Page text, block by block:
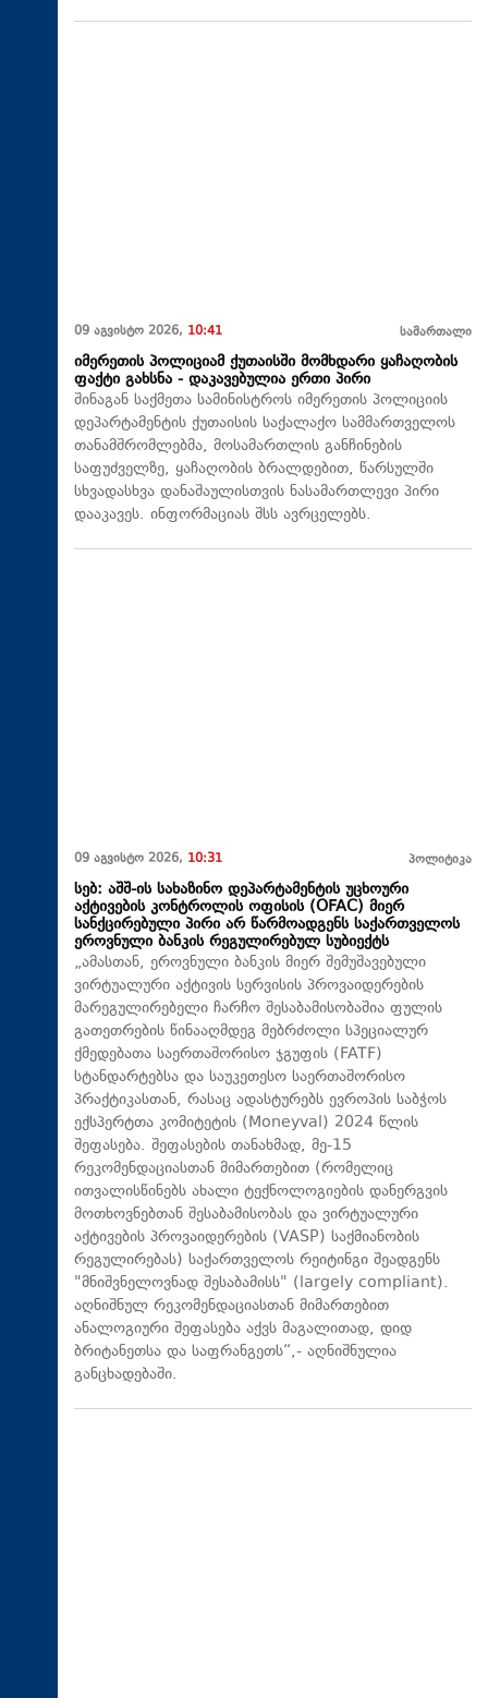
09 აგვისტო 2026, 10:41 სამართალი
იმერეთის პოლიციამ ქუთაისში მომხდარი ყაჩაღობის
ფაქტი გახსნა - დაკავებულია ერთი პირი
შინაგან საქმეთა სამინისტროს იმერეთის პოლიციის
დეპარტამენტის ქუთაისის საქალაქო სამმართველოს
თანამშრომლებმა, მოსამართლის განჩინების
საფუძველზე, ყაჩაღობის ბრალდებით, წარსულში
სხვადასხვა დანაშაულისთვის ნასამართლევი პირი
დააკავეს. ინფორმაციას შსს ავრცელებს.
09 აგვისტო 2026, 10:31 პოლიტიკა
სებ: აშშ-ის სახაზინო დეპარტამენტის უცხოური
აქტივების კონტროლის ოფისის (OFAC) მიერ
სანქცირებული პირი არ წარმოადგენს საქართველოს
ეროვნული ბანკის რეგულირებულ სუბიექტს
„ამასთან, ეროვნული ბანკის მიერ შემუშავებული
ვირტუალური აქტივის სერვისის პროვაიდერების
მარეგულირებელი ჩარჩო შესაბამისობაშია ფულის
გათეთრების წინააღმდეგ მებრძოლი სპეციალურ
ქმედებათა საერთაშორისო ჯგუფის (FATF)
სტანდარტებსა და საუკეთესო საერთაშორისო
პრაქტიკასთან, რასაც ადასტურებს ევროპის საბჭოს
ექსპერტთა კომიტეტის (Moneyval) 2024 წლის
შეფასება. შეფასების თანახმად, მე-15
რეკომენდაციასთან მიმართებით (რომელიც
ითვალისწინებს ახალი ტექნოლოგიების დანერგვის
მოთხოვნებთან შესაბამისობას და ვირტუალური
აქტივების პროვაიდერების (VASP) საქმიანობის
რეგულირებას) საქართველოს რეიტინგი შეადგენს
"მნიშვნელოვნად შესაბამისს" (largely compliant).
აღნიშნულ რეკომენდაციასთან მიმართებით
ანალოგიური შეფასება აქვს მაგალითად, დიდ
ბრიტანეთსა და საფრანგეთს“,- აღნიშნულია
განცხადებაში.